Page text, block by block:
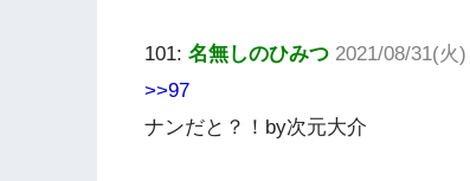
101: 名無しのひみつ 2021/08/31(火
>>97
ナンだと？！by次元大介